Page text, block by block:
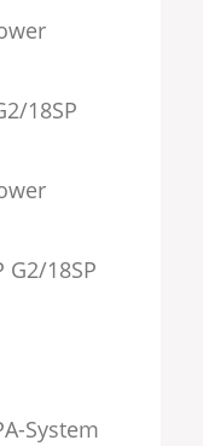
18SP
G2/18SP
System